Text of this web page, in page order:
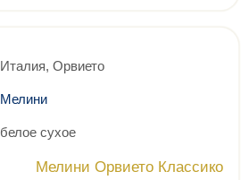
Италия, Орвието
Мелини
белое сухое
Мелини Орвието Классико